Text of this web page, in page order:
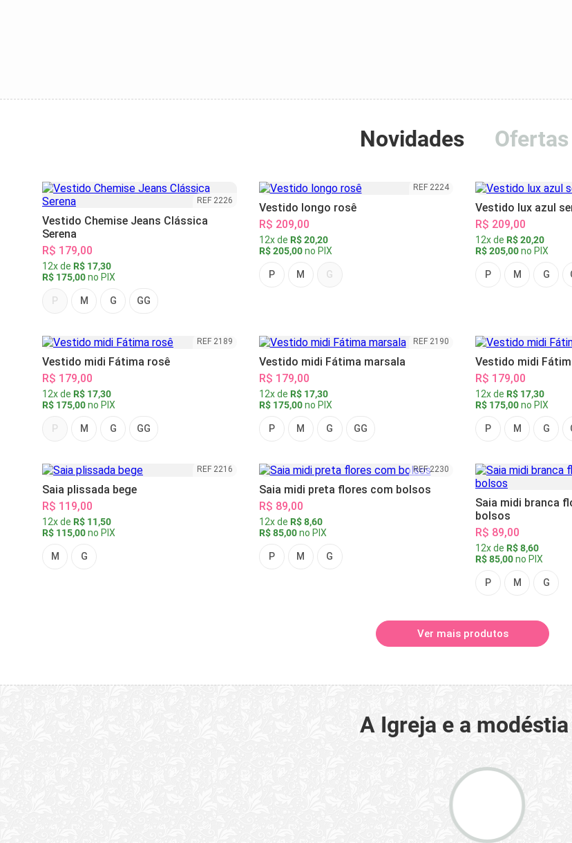
Novidades Ofertas
REF 2226
Vestido Chemise Jeans Clássica
Serena
R$ 179,00
12x de R$ 17,30
R$ 175,00no PIX
P M G GG
REF 2224
Vestido longo rosê
R$ 209,00
12x de R$ 20,20
R$ 205,00no PIX
P M G
Vestido lux azul
R$ 209,00
12x de R$ 20,20
R$ 205,00no PIX
P M G
REF 2189
Vestido midi Fátima rosê
R$ 179,00
12x de R$ 17,30
R$ 175,00no PIX
P M G GG
REF 2190
Vestido midi Fátima marsala
R$ 179,00
12x de R$ 17,30
R$ 175,00no PIX
P M G GG
Vestido midi
R$ 179,00
12x de R$ 17,30
R$ 175,00no PIX
P M G
REF 2216
Saia plissada bege
R$ 119,00
12x de R$ 11,50
R$ 115,00no PIX
M G
REF 2230
Saia midi preta flores com bolsos
R$ 89,00
12x de R$ 8,60
R$ 85,00no PIX
P M G
Saia midi branca
bolsos
R$ 89,00
12x de R$ 8,60
R$ 85,00no PIX
P M G
Ver mais produtos
A Igreja e a modéstia